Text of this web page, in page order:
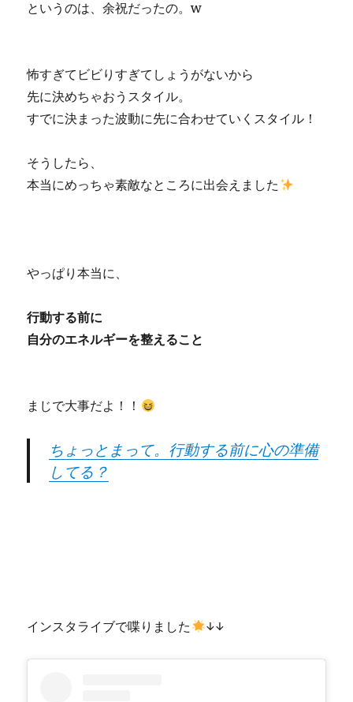
というのは、余祝だったの。w
怖すぎてビビりすぎてしょうがないから
先に決めちゃおうスタイル。
すでに決まった波動に先に合わせていくスタイル！
そうしたら、
本当にめっちゃ素敵なところに出会えました
やっぱり本当に、
行動する前に
自分のエネルギーを整えること
まじで大事だよ！！
ちょっとまって。行動する前に心の準備
してる？
インスタライブで喋りました ↓↓